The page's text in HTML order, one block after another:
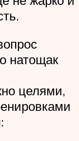
натощак
целями,